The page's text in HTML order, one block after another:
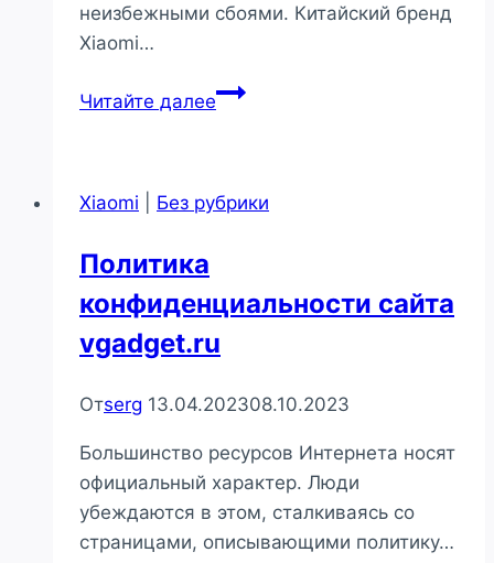
неизбежными сбоями. Китайский бренд
Xiaomi…
Читайте далееСброс
заводской
Xiaomi Без рубрики
Политика
конфиденциальности сайта
vgadget.ru
Отserg 13.04.202308.10.2023
Большинство ресурсов Интернета носят
официальный характер. Люди
убеждаются в этом, сталкиваясь со
страницами, описывающими политику…